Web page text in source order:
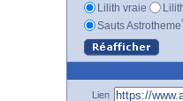
Lilith vraie
Sauts Astrotheme
Lien